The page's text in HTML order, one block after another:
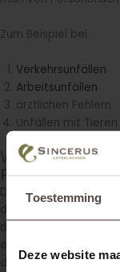
Toestemming
Deze website
Zum Beispiel bei
Verkehrsunfällen
Arbeitsunfällen
ärztlichen Fehlern
Unfällen mit Tieren
Wie wissen
Die Haftung ist im
definiert. Die
diesen Rechten
ein kurzes Telefonat
den Schaden